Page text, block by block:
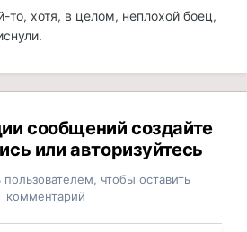
то, хотя, в целом, неплохой боец,
сообщений создайте
или авторизуйтесь
чтобы оставить
комментарий